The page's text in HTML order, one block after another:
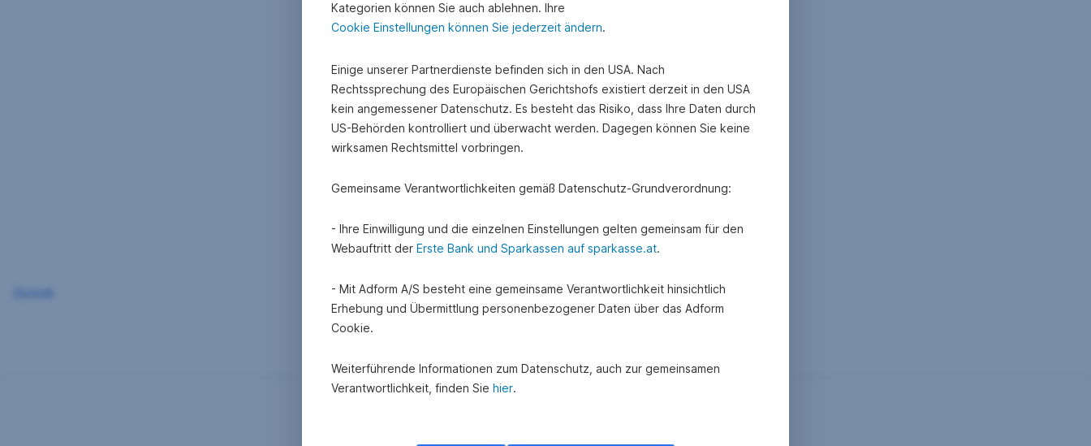
Kategorien können Sie auch ablehnen. Ihre
Cookie Einstellungen können Sie jederzeit ändern.
Einige unserer Partnerdienste befinden sich in den USA. Nach
Rechtssprechung des Europäischen Gerichtshofs existiert derzeit in den USA
kein angemessener Datenschutz. Es besteht das Risiko, dass Ihre Daten durch
US-Behörden kontrolliert und überwacht werden. Dagegen können Sie keine
wirksamen Rechtsmittel vorbringen.
Gemeinsame Verantwortlichkeiten gemäß Datenschutz-Grundverordnung:
- Ihre Einwilligung und die einzelnen Einstellungen gelten gemeinsam für den
Webauftritt der Erste Bank und Sparkassen auf sparkasse.at.
- Mit Adform A/S besteht eine gemeinsame Verantwortlichkeit hinsichtlich
Erhebung und Übermittlung personenbezogener Daten über das Adform
Cookie.
Weiterführende Informationen zum Datenschutz, auch zur gemeinsamen
Verantwortlichkeit, finden Sie hier.